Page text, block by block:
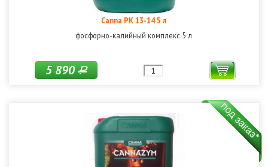
Canna PK 13-14 5 л
фосфорно-калийный комплекс 5 л
5 890Р